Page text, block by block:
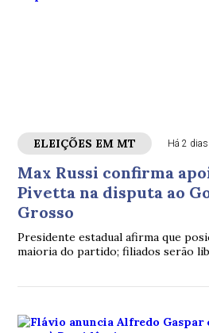
ELEIÇÕES EM MT Há 2 dias
Max Russi confirma
Pivetta na disputa ao
Grosso
Presidente estadual afirma que
maioria do partido; filiados serão